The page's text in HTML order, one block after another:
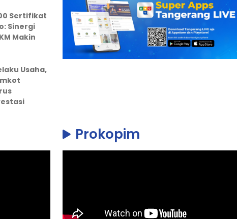
Sertifikat
Sinergi
Makin
Usaha,
Prokopim